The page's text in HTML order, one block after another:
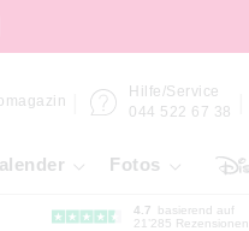
Hilfe/Service
044 522 67 38
Fotos
4.7
basierend auf
21’285 Rezensionen